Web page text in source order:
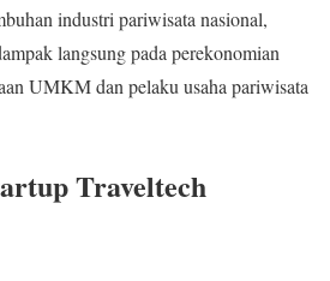
industri pariwisata nasional,
langsung pada perekonomian
UMKM dan pelaku usaha pariwisata
Traveltech